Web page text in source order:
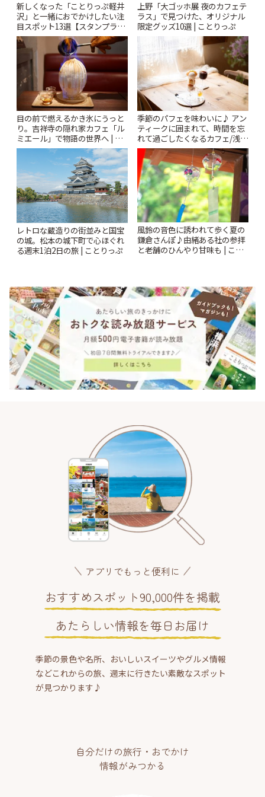
新しくなった「ことりっぷ軽井
沢」と一緒におでかけしたい注
目スポット13選【スタンプラリ
ー開催中】 | ことりっぷ
上野「大ゴッホ展 夜のカフェテ
ラス」で見つけた、オリジナル
限定グッズ10選 | ことりっぷ
目の前で燃えるかき氷にうっと
り。吉祥寺の隠れ家カフェ「ル
ミエール」で物語の世界へ | こ
とりっぷ
季節のパフェを味わいに♪ アン
ティークに囲まれて、時間を忘
れて過ごしたくなるカフェ/浅草
「annorum cafe」 | ことりっぷ
レトロな蔵造りの街並みと国宝
の城。松本の城下町で心ほぐれ
る週末1泊2日の旅 | ことりっぷ
風鈴の音色に誘われて歩く夏の
鎌倉さんぽ♪由緒ある社の参拝
と老舗のひんやり甘味も | こと
アプリでもっと便利に
おすすめスポット90,000件を掲載
あたらしい情報を毎日お届け
季節の景色や名所、おいしいスイーツやグルメ情報
などこれからの旅、週末に行きたい素敵なスポット
が見つかります♪
自分だけの旅行・おでかけ
情報がみつかる